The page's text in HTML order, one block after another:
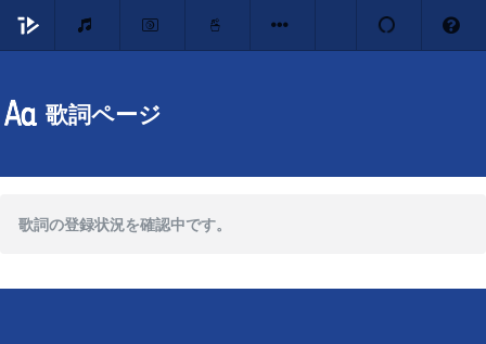
歌詞ページ
歌詞の登録状況を確認中です。